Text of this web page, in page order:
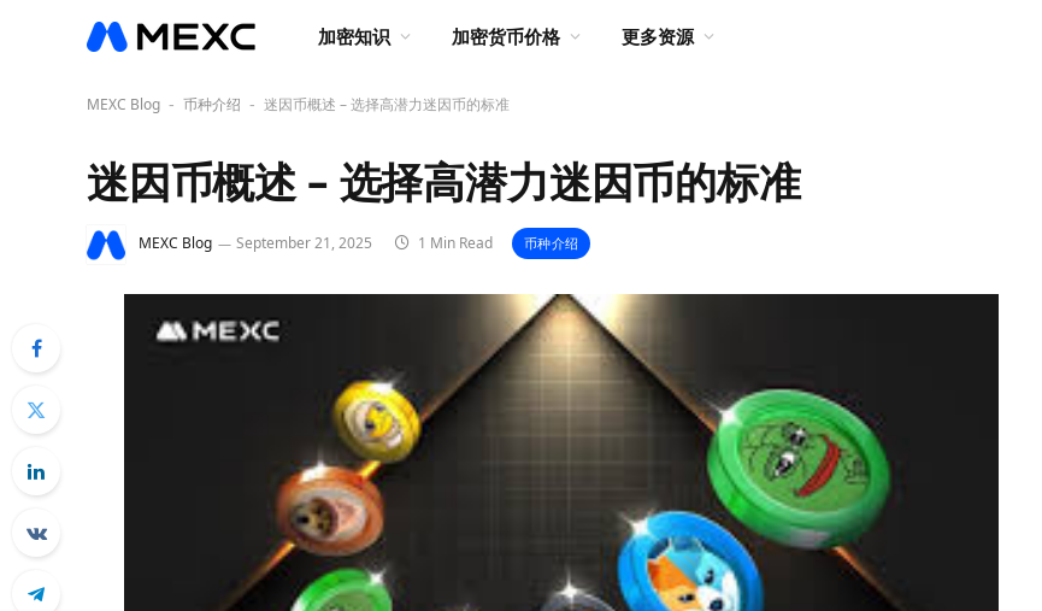
加密知识 加密货币价格 更多资源
MEXC Blog - 币种介绍 - 迷因币概述 – 选择高潜力迷因币的标准
迷因币概述 – 选择高潜力迷因币的标准
MEXC Blog September 21, 2025 1 Min Read 币种介绍